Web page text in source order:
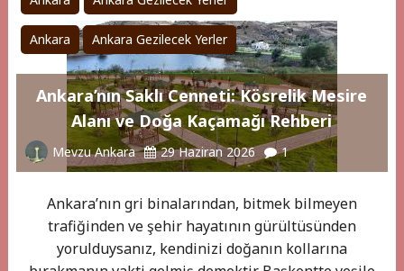
Ankara Ankara Gezilecek Yerler
Ankara’nın Saklı Cenneti: Kösrelik Mesire
Alanı ve Doğa Kaçamağı Rehberi
Mevzu Ankara 29 Haziran 2026 1
Ankara’nın gri binalarından, bitmek bilmeyen
trafiğinden ve şehir hayatının gürültüsünden
yorulduysanız, kendinizi doğanın kollarına